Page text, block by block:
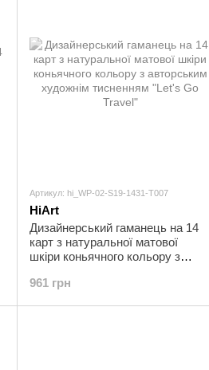
Артикул: hi_WP-02-S19-1431-T007
HiArt
Дизайнерський гаманець на 14
карт з натуральної матової
шкіри коньячного кольору з
"Let's Go Travel"
961 грн